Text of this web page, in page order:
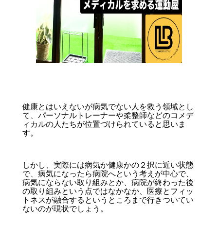
健康とはいえないが病気でない人を救う領域とし
て、パーソナルトレーナーや柔整師などのコメデ
ィカルの人たちが位置づけられていると思いま
す。
しかし、実際には病気か健康かの２択に近い状態
で、病気になったら病院へという考えが中心で、
病気にならない取り組みとか、病院が終わった後
の取り組みという点ではなかなか、医療とフィッ
トネスが融合するというところまで行きついてい
ないのが現状でしょう。